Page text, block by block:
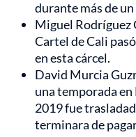
durante más de un
Miguel Rodríguez
Cartel de Cali
en esta cárcel.
David Murcia
una temporada en
2019 fue
terminara de